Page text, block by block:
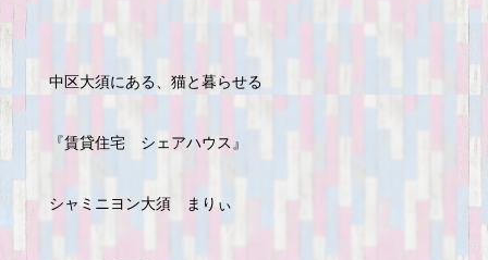
中区大須にある、猫と暮らせる
『賃貸住宅 シェアハウス』
シャミニヨン大須 まりぃ